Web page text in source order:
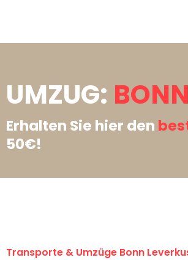
UMZUG:
Erhalten Sie hier den
50€!
Transporte & Umzüge Bonn